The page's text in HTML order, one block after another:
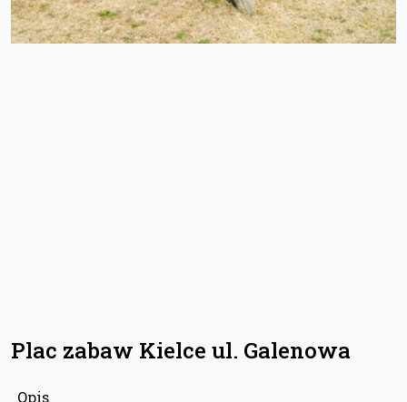
Plac zabaw Kielce ul. Galenowa
Opis